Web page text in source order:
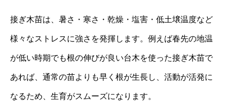
接ぎ木苗は、暑さ・寒さ・乾燥・塩害・低土壌温度など
様々なストレスに強さを発揮します。例えば春先の地温
が低い時期でも根の伸びが良い台木を使った接ぎ木苗で
あれば、通常の苗よりも早く根が生長し、活動が活発に
なるため、生育がスムーズになります。